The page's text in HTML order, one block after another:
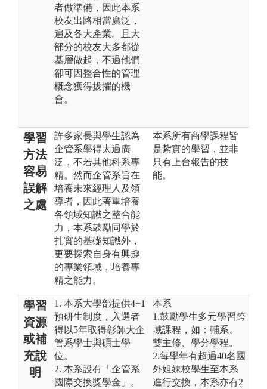
者做準備，因此本系
校友出路相當廣泛，
遍及各大產業。且大
部分的校友大多都從
基層做起，不過他們
卻可因整合性的管理
概念獲得拔擢的機
會。
學習
方法
容易
誤解
之處
許多家長與學生認為
企管系學得太過廣
泛，不若其他科系專
精。然而企管系旨在
培養未來經理人及領
導者，因此著重培養
各領域知識之整合能
力，本系鼓勵同學於
扎實的基礎知識外，
更要探索自身有興趣
的專業領域，培養專
精之能力。
本系所有商學課程皆
是紮實的學習，並非
只有上台報告的技
能。
學習
資源
或補
充說
明
1. 本系大學部提供4+1
預研生制度，入選者
得以5年取得彰師大企
管系學士與碩士學
位。
2. 本系設有「企管系
國際交換獎學金」。
本系
1.鼓勵學生多元學習跨
域課程，如：輔系、
雙主修、學分學程。
2.每學年有超過40名國
外姐妹校學生至本系
進行交換，本系亦有2